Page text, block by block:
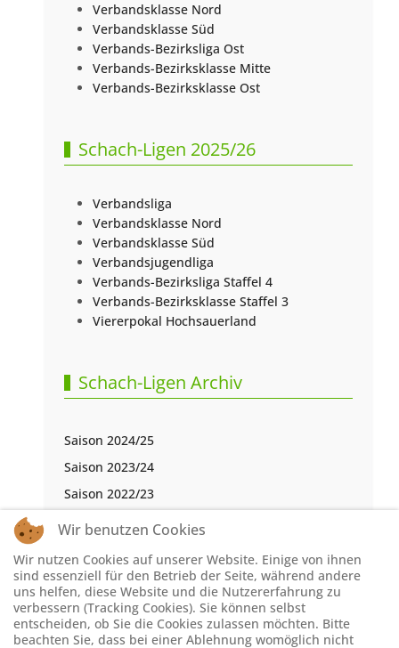
Verbandsklasse Nord
Verbandsklasse Süd
Verbands-Bezirksliga Ost
Verbands-Bezirksklasse Mitte
Verbands-Bezirksklasse Ost
Schach-Ligen 2025/26
Verbandsliga
Verbandsklasse Nord
Verbandsklasse Süd
Verbandsjugendliga
Verbands-Bezirksliga Staffel 4
Verbands-Bezirksklasse Staffel 3
Viererpokal Hochsauerland
Schach-Ligen Archiv
Saison 2024/25
Saison 2023/24
Saison 2022/23
Saison 2021/22
Saison 2019/20
Saison 2018/19
Saison 2017/18
Wir benutzen Cookies
Wir nutzen Cookies auf unserer Website. Einige von ihnen
sind essenziell für den Betrieb der Seite, während andere
uns helfen, diese Website und die Nutzererfahrung zu
verbessern (Tracking Cookies). Sie können selbst
entscheiden, ob Sie die Cookies zulassen möchten. Bitte
beachten Sie, dass bei einer Ablehnung womöglich nicht